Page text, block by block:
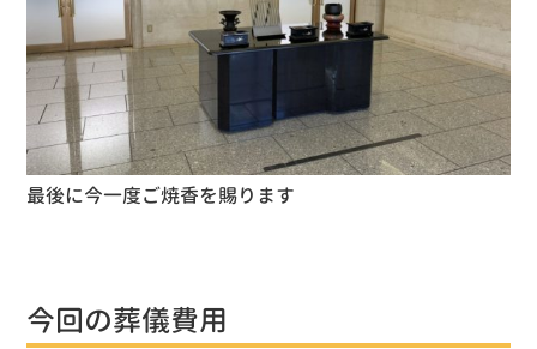
最後に今一度ご焼香を賜ります
今回の葬儀費用